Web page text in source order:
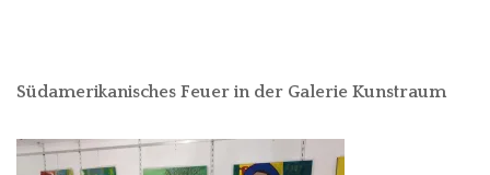
Südamerikanisches Feuer in der Galerie Kunstraum